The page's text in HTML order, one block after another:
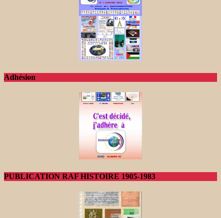
Adhésion
PUBLICATION RAF HISTOIRE 1905-1983